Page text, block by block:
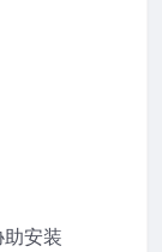
安装